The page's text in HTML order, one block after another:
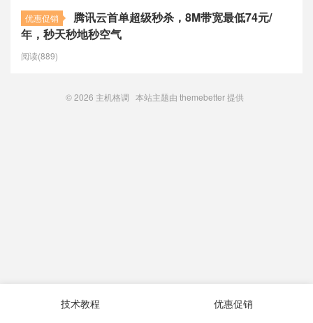
优惠促销
腾讯云首单超级秒杀，8M带宽最低74元/
年，秒天秒地秒空气
阅读(889)
© 2026 主机格调 本站主题由 themebetter提供
技术教程 优惠促销